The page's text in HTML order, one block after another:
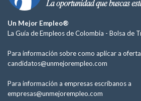
Un Mejor Empleo®
La Guía de Empleos de Colombia - Bolsa de
Para información sobre como aplicar a
candidatos@unmejorempleo.com
Para información a empresas escríbanos a
empresas@unmejorempleo.com